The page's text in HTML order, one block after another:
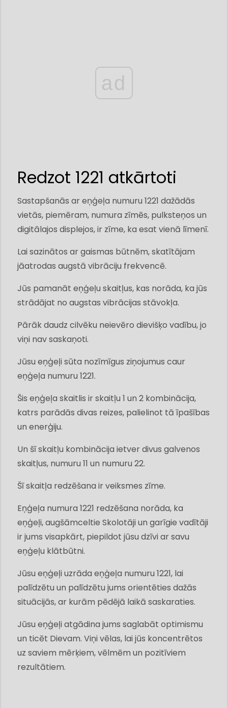
ad
Redzot 1221 atkārtoti
Sastapšanās ar eņģeļa numuru 1221 dažādās
vietās, piemēram, numura zīmēs, pulksteņos un
digitālajos displejos, ir zīme, ka esat vienā līmenī.
Lai sazinātos ar gaismas būtnēm, skatītājam
jāatrodas augstā vibrāciju frekvencē.
Jūs pamanāt eņģeļu skaitļus, kas norāda, ka jūs
strādājat no augstas vibrācijas stāvokļa.
Pārāk daudz cilvēku neievēro dievišķo vadību, jo
viņi nav saskaņoti.
Jūsu eņģeļi sūta nozīmīgus ziņojumus caur
eņģeļa numuru 1221.
Šis eņģeļa skaitlis ir skaitļu 1 un 2 kombinācija,
katrs parādās divas reizes, palielinot tā īpašības
un enerģiju.
Un šī skaitļu kombinācija ietver divus galvenos
skaitļus, numuru 11 un numuru 22.
Šī skaitļa redzēšana ir veiksmes zīme.
Eņģeļa numura 1221 redzēšana norāda, ka
eņģeļi, augšāmceltie Skolotāji un garīgie vadītāji
ir jums visapkārt, piepildot jūsu dzīvi ar savu
eņģeļu klātbūtni.
Jūsu eņģeļi uzrāda eņģeļa numuru 1221, lai
palīdzētu un palīdzētu jums orientēties dažās
situācijās, ar kurām pēdējā laikā saskaraties.
Jūsu eņģeļi atgādina jums saglabāt optimismu
un ticēt Dievam. Viņi vēlas, lai jūs koncentrētos
uz saviem mērķiem, vēlmēm un pozitīviem
rezultātiem.